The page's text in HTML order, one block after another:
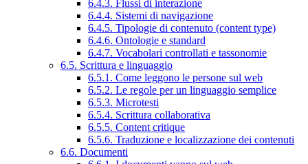
6.4.3. Flussi di interazione
6.4.4. Sistemi di navigazione
6.4.5. Tipologie di contenuto (content type)
6.4.6. Ontologie e standard
6.4.7. Vocabolari controllati e tassonomie
6.5. Scrittura e linguaggio
6.5.1. Come leggono le persone sul web
6.5.2. Le regole per un linguaggio semplice
6.5.3. Microtesti
6.5.4. Scrittura collaborativa
6.5.5. Content critique
6.5.6. Traduzione e localizzazione dei contenuti
6.6. Documenti